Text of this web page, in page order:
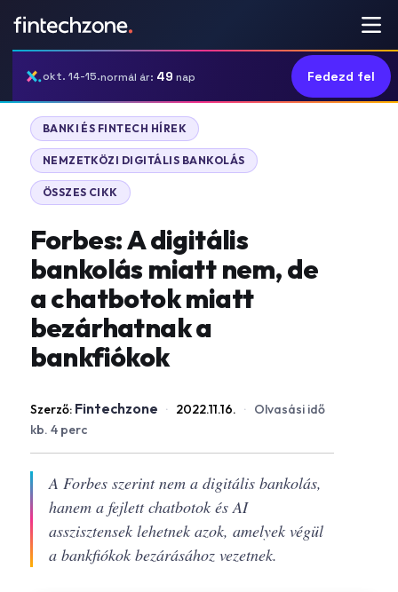
okt. 14-15.normál ár: 49 nap Fedezd fel
BANKI ÉS FINTECH HÍREK
NEMZETKÖZI DIGITÁLIS BANKOLÁS
ÖSSZES CIKK
Forbes: A digitális
bankolás miatt nem, de
a chatbotok miatt
bezárhatnak a
bankfiókok
Szerző: Fintechzone · 2022.11.16. · Olvasási idő
kb. 4 perc
A Forbes szerint nem a digitális bankolás,
hanem a fejlett chatbotok és AI
asszisztensek lehetnek azok, amelyek végül
a bankfiókok bezárásához vezetnek.